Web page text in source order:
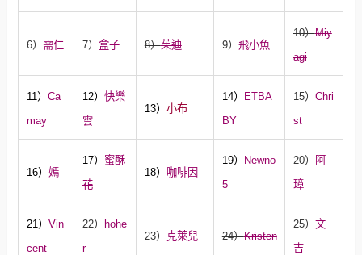
6） 需仁 7） 盒子 8）茱迪 9） 飛小魚
10）Miy
agi
11） Ca
may
12） 快樂
雲
13） 小布
14） ETBA
BY
15） Chri
st
16） 嫣
17）蜜酥
花
18） 咖啡因
19） Newno
5
20）
阿
璋
21） Vin
cent
22） hohe
r
23） 克萊兒 24）Kristen
25） 文
吉